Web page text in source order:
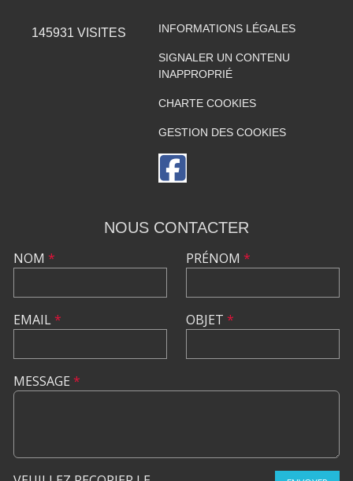
145931 VISITES INFORMATIONS LÉGALES
SIGNALER UN CONTENU
INAPPROPRIÉ
CHARTE COOKIES
GESTION DES COOKIES
NOUS CONTACTER
NOM *
EMAIL*
PRÉNOM *
OBJET *
MESSAGE *